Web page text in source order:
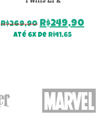
R$269,90 O
preço
R$249,90O
Até 6x de R$41,65